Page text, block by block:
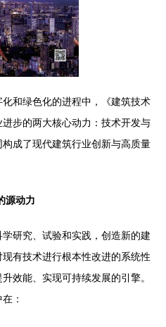
和绿色化的进程中，《建筑技术
步的两大核心动力：技术开发与
成了现代建筑行业创新与高质量
源动力
研究、试验和实践，创造新的建
有技术进行根本性改进的系统性
效能、实现可持续发展的引擎。
：